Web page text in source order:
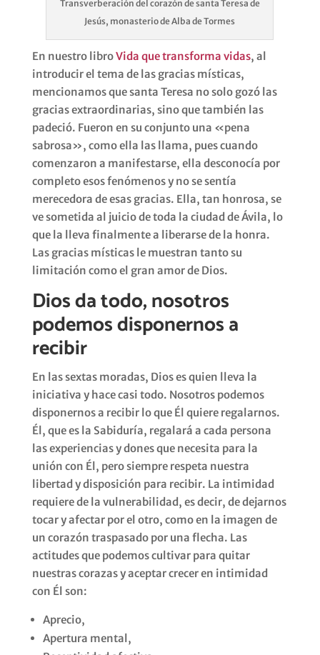
Transverberación del corazón de santa Teresa de
Jesús, monasterio de Alba de Tormes
En nuestro libroVida que transforma vidas, al
introducir el tema de las gracias místicas,
mencionamos que santa Teresa no solo gozó las
gracias extraordinarias, sino que también las
padeció. Fueron en su conjunto una «pena
sabrosa», como ella las llama, pues cuando
comenzaron a manifestarse, ella desconocía por
completo esos fenómenos y no se sentía
merecedora de esas gracias. Ella, tan honrosa, se
ve sometida al juicio de toda la ciudad de Ávila, lo
que la lleva finalmente a liberarse de la honra.
Las gracias místicas le muestran tanto su
limitación como el gran amor de Dios.
Dios da todo, nosotros
podemos disponernos a
recibir
En las sextas moradas, Dios es quien lleva la
iniciativa y hace casi todo. Nosotros podemos
disponernos a recibir lo que Él quiere regalarnos.
Él, que es la Sabiduría, regalará a cada persona
las experiencias y dones que necesita para la
unión con Él, pero siempre respeta nuestra
libertad y disposición para recibir. La intimidad
requiere de la vulnerabilidad, es decir, de dejarnos
tocar y afectar por el otro, como en la imagen de
un corazón traspasado por una flecha. Las
actitudes que podemos cultivar para quitar
nuestras corazas y aceptar crecer en intimidad
con Él son:
Aprecio,
Apertura mental,